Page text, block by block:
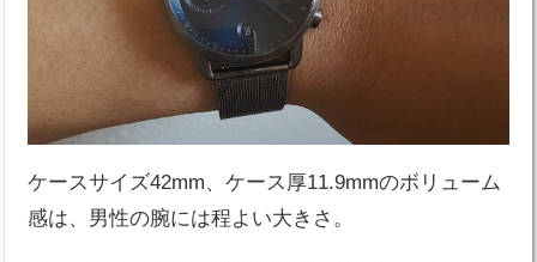
ケースサイズ42mm、ケース厚11.9mmのボリューム
感は、男性の腕には程よい大きさ。